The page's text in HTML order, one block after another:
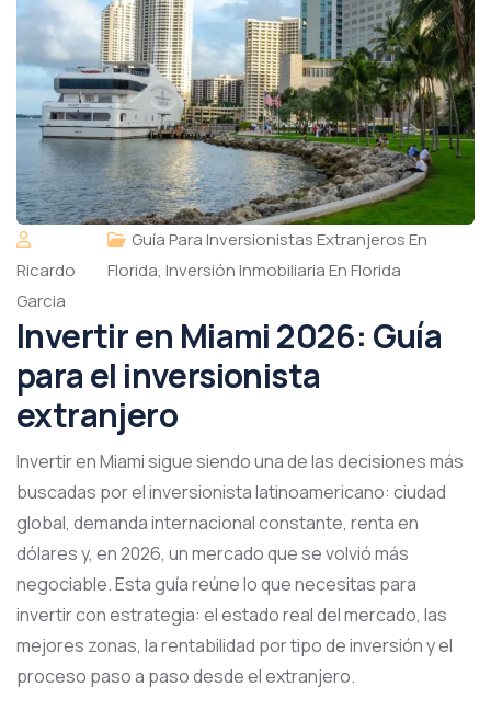
Ricardo
Garcia
Guía Para Inversionistas Extranjeros En
Florida,Inversión Inmobiliaria En Florida
Invertir en Miami 2026: Guía
para el inversionista
extranjero
Invertir en Miami sigue siendo una de las decisiones más
buscadas por el inversionista latinoamericano: ciudad
global, demanda internacional constante, renta en
dólares y, en 2026, un mercado que se volvió más
negociable. Esta guía reúne lo que necesitas para
invertir con estrategia: el estado real del mercado, las
mejores zonas, la rentabilidad por tipo de inversión y el
proceso paso a paso desde el extranjero.